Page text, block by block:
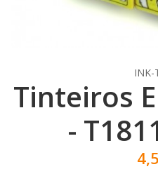
INK-
Tinteiros
-